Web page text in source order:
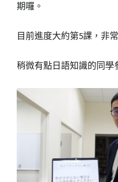
期囉。
目前進度大約第5課，非
稍微有點日語知識的同學